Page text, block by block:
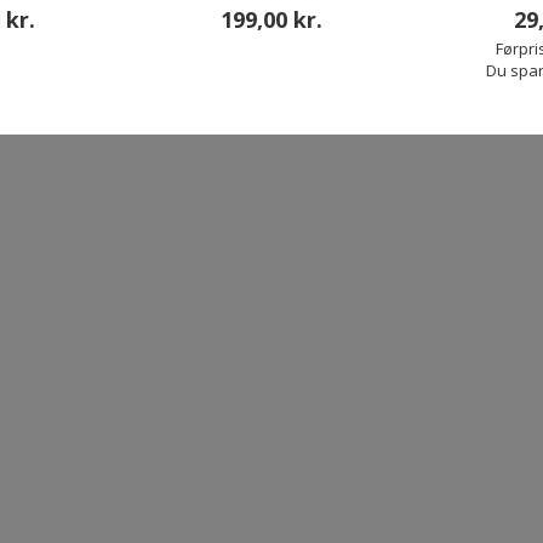
ANDRE HAR OGSÅ KØBT
kr. 199,00 kr.
Du